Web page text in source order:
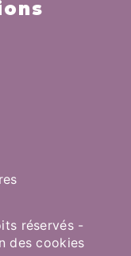
réservés -
des cookies